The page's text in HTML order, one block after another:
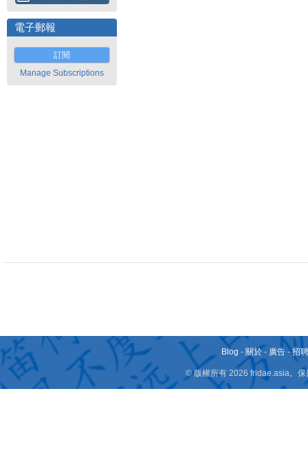
電子郵報
訂閱
Manage Subscriptions
Blog - 關於 - 廣告 -招
© 版權所有 2026 fridae.asia。